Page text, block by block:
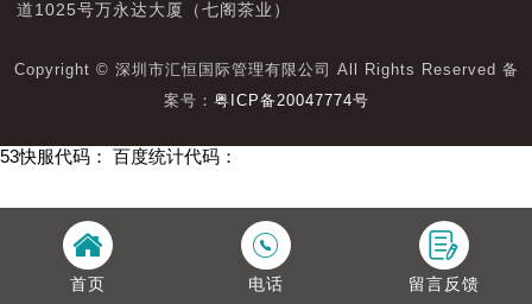
道1025号万永达大厦（七阁茶业）
Copyright © 深圳市汇恒国际管理有限公司 All Rights Reserved 备
案号： 粤ICP备20047774号
首页 电话 留言反馈
53快服代码： 百度统计代码：